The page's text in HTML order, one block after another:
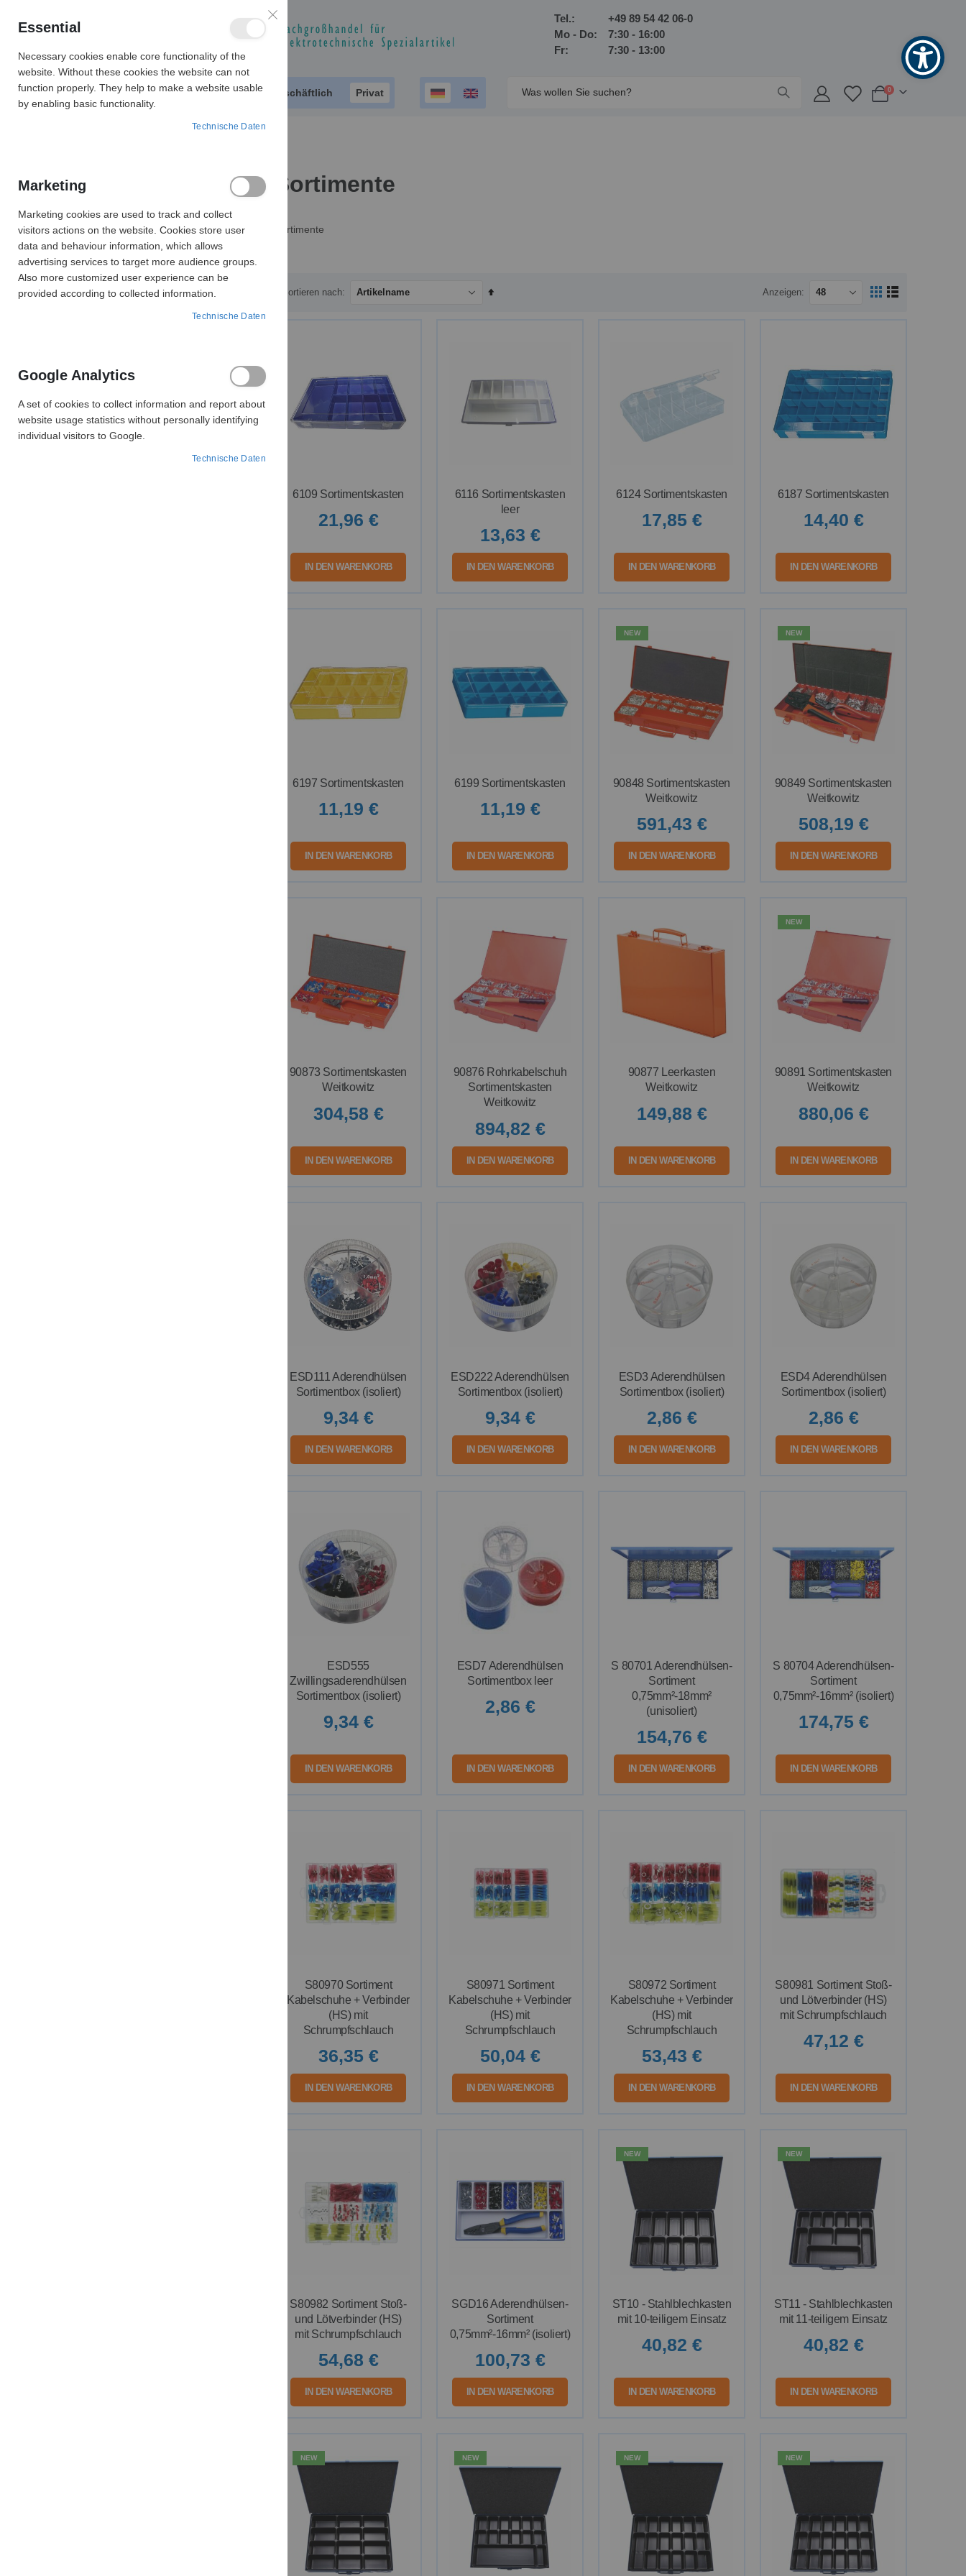
Tel.:
+49 89 54 42 06-0
Mo - Do:
7:30 - 16:00
Fr:
7:30 - 13:00
Produktkatalog Geschäftlich Privat
Warenkorb
0Artikel
Sortimente
Sortimente
Sortieren nach Anzeigen
Ansicht
6109 Sortimentskasten
21,96 €
IN DEN WARENKORB
6116 Sortimentskasten
leer
13,63 €
IN DEN WARENKORB
6124 Sortimentskasten
17,85 €
IN DEN WARENKORB
6187 Sortimentskasten
14,40 €
IN DEN WARENKORB
6197 Sortimentskasten
11,19 €
IN DEN WARENKORB
6199 Sortimentskasten
11,19 €
IN DEN WARENKORB
NEW
90848 Sortimentskasten
Weitkowitz
591,43 €
IN DEN WARENKORB
NEW
90849 Sortimentskasten
Weitkowitz
508,19 €
IN DEN WARENKORB
90873 Sortimentskasten
Weitkowitz
304,58 €
IN DEN WARENKORB
90876 Rohrkabelschuh
Sortimentskasten
Weitkowitz
894,82 €
IN DEN WARENKORB
90877 Leerkasten
Weitkowitz
149,88 €
IN DEN WARENKORB
NEW
90891 Sortimentskasten
Weitkowitz
880,06 €
IN DEN WARENKORB
ESD111 Aderendhülsen
Sortimentbox (isoliert)
9,34 €
IN DEN WARENKORB
ESD222 Aderendhülsen
Sortimentbox (isoliert)
9,34 €
IN DEN WARENKORB
ESD3 Aderendhülsen
Sortimentbox (isoliert)
2,86 €
IN DEN WARENKORB
ESD4 Aderendhülsen
Sortimentbox (isoliert)
2,86 €
IN DEN WARENKORB
ESD555
Zwillingsaderendhülsen
Sortimentbox (isoliert)
9,34 €
IN DEN WARENKORB
ESD7 Aderendhülsen
Sortimentbox leer
2,86 €
IN DEN WARENKORB
S 80701 Aderendhülsen-
Sortiment
0,75mm²-18mm²
(unisoliert)
154,76 €
IN DEN WARENKORB
S 80704 Aderendhülsen-
Sortiment
0,75mm²-16mm² (isoliert)
174,75 €
IN DEN WARENKORB
S80970 Sortiment
Kabelschuhe + Verbinder
(HS) mit
Schrumpfschlauch
36,35 €
IN DEN WARENKORB
S80971 Sortiment
Kabelschuhe + Verbinder
(HS) mit
Schrumpfschlauch
50,04 €
IN DEN WARENKORB
S80972 Sortiment
Kabelschuhe + Verbinder
(HS) mit
Schrumpfschlauch
53,43 €
IN DEN WARENKORB
S80981 Sortiment Stoß-
und Lötverbinder (HS)
mit Schrumpfschlauch
47,12 €
IN DEN WARENKORB
S80982 Sortiment Stoß-
und Lötverbinder (HS)
mit Schrumpfschlauch
54,68 €
IN DEN WARENKORB
SGD16 Aderendhülsen-
Sortiment
0,75mm²-16mm² (isoliert)
100,73 €
IN DEN WARENKORB
NEW
ST10 - Stahlblechkasten
mit 10-teiligem Einsatz
40,82 €
IN DEN WARENKORB
NEW
ST11 - Stahlblechkasten
mit 11-teiligem Einsatz
40,82 €
IN DEN WARENKORB
NEW NEW NEW NEW
Preis
0,90 € - 751,95 €
Hersteller
Leiterquerschnitt Aderendhülsen
Essential
Necessary cookies enable core functionality of the
website. Without these cookies the website can not
function properly. They help to make a website usable
by enabling basic functionality.
Technische Daten
Marketing
Marketing cookies are used to track and collect
visitors actions on the website. Cookies store user
data and behaviour information, which allows
advertising services to target more audience groups.
Also more customized user experience can be
provided according to collected information.
Technische Daten
Google Analytics
A set of cookies to collect information and report about
website usage statistics without personally identifying
individual visitors to Google.
Technische Daten